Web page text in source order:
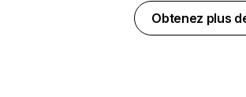
Obtenez plus